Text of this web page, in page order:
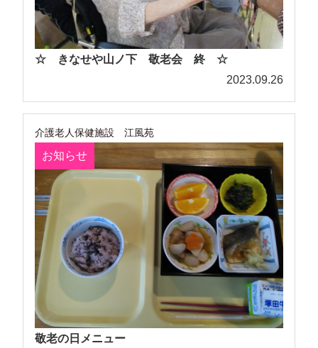
☆ きなせや山ノ下 敬老会 終 ☆
2023.09.26
介護老人保健施設 江風苑
お知らせ
敬老の日メニュー